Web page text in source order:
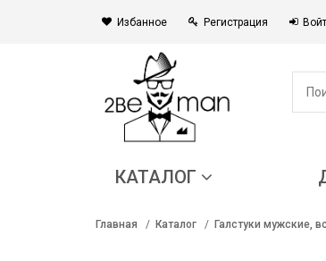
Избанное Регистрация
КАТАЛОГ
Главная Каталог Галстуки мужские,